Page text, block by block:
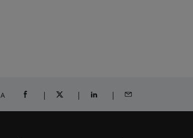
CONDIVIDI SU FACEBOOK
CONDIVIDI SU TWITTER
CONDIVIDI SU LINKEDIN
CONDIVIDI TRAMITE